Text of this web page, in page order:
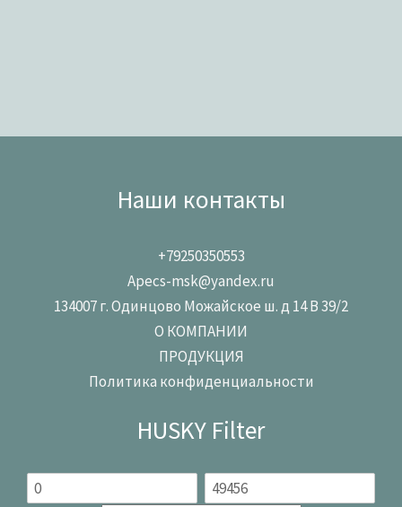
Наши контакты
+79250350553
Apecs-msk@yandex.ru
134007 г. Одинцово Можайское ш. д 14 В 39/2
О КОМПАНИИ
ПРОДУКЦИЯ
Политика конфиденциальности
HUSKY Filter